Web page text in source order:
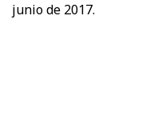
junio de 2017.